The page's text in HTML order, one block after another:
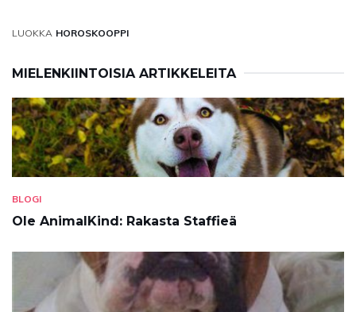
LUOKKA HOROSKOOPPI
MIELENKIINTOISIA ARTIKKELEITA
BLOGI
Ole AnimalKind: Rakasta Staffieä